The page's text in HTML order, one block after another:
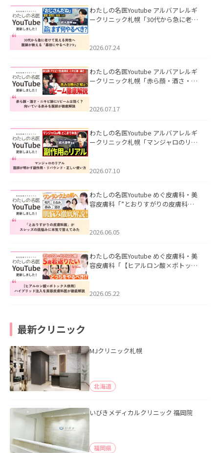
わたしの名医Youtube アルバアレルギ
ークリニック札幌「30代から急に老け
た。
2026.07.24
わたしの名医Youtube アルバアレルギ
ークリニック札幌「赤ら顔・酒さ・ニ
した。
2026.07.17
わたしの名医Youtube アルバアレルギ
ークリニック札幌「マンジャロのリア
た。
2026.07.10
わたしの名医Youtube めぐ皮膚科・美
容皮膚科「”とおりすがりの皮膚科
2026.06.05
わたしの名医Youtube めぐ皮膚科・美
容皮膚科「【ヒアルロン酸×ボトック
た。
2026.05.22
最新クリニック
MJクリニック札幌
北海道
いびきメディカルクリニック 福岡院
福岡県